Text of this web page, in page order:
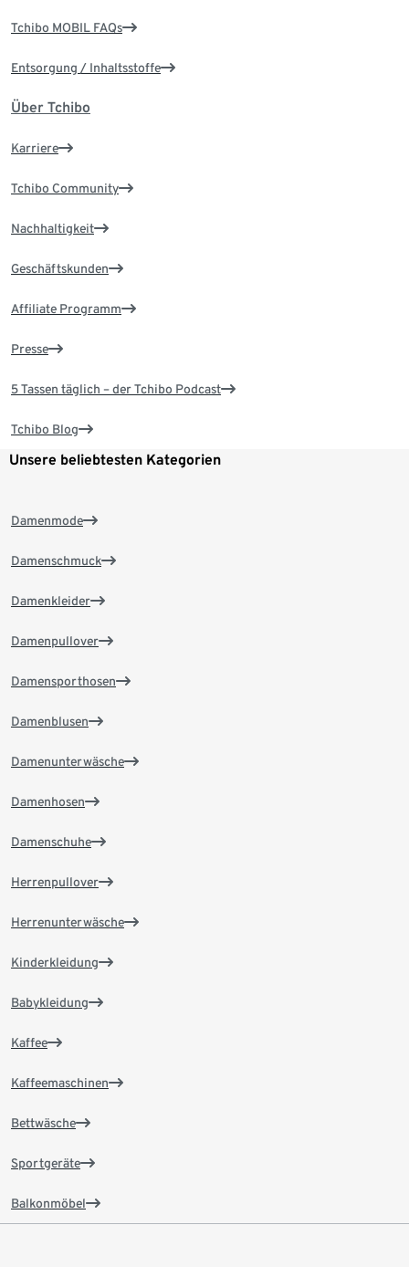
Tchibo MOBIL FAQs
Entsorgung / Inhaltsstoffe
Über Tchibo
Karriere
Tchibo Community
Nachhaltigkeit
Geschäftskunden
Affiliate Programm
Presse
5 Tassen täglich – der Tchibo Podcast
Tchibo Blog
Unsere beliebtesten Kategorien
Damenmode
Damenschmuck
Damenkleider
Damenpullover
Damensporthosen
Damenblusen
Damenunterwäsche
Damenhosen
Damenschuhe
Herrenpullover
Herrenunterwäsche
Kinderkleidung
Babykleidung
Kaffee
Kaffeemaschinen
Bettwäsche
Sportgeräte
Balkonmöbel